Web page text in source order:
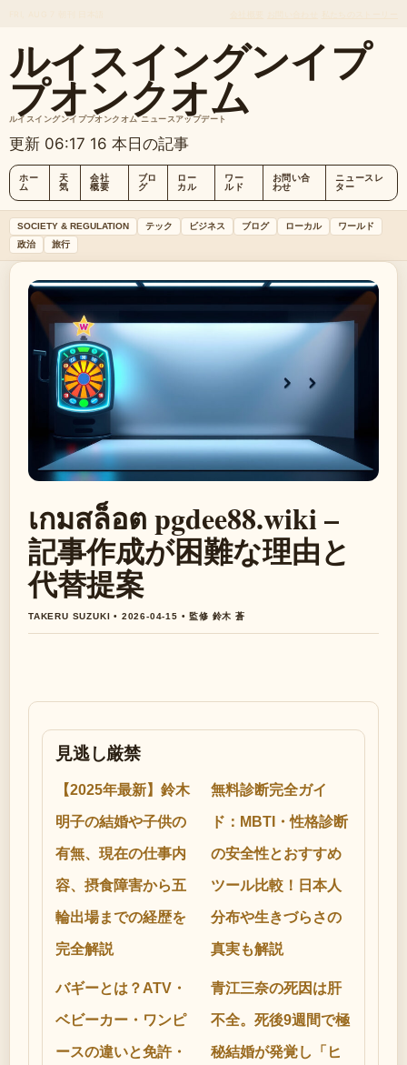
ルイスイングンイプ
プオンクオム
ルイスイングンイププオンクオム ニュースアップデート
更新 06:17 16 本日の記事
ホー
ム
天
気
会社
概要
ブロ
グ
ロー
カル
ワー
ルド
お問い合
わせ
ニュースレ
ター
SOCIETY & REGULATION テック ビジネス ブログ ローカル
ワールド
政治
旅行
เกมสล็อต pgdee88.wiki –
記事作成が困難な理由と
代替提案
TAKERU SUZUKI • 2026-04-15 • 監修 鈴木 蒼
見逃し厳禁
【2025年最新】鈴木
明子の結婚や子供の
有無、現在の仕事内
容、摂食障害から五
輪出場までの経歴を
完全解説
無料診断完全ガイ
ド：MBTI・性格診断
の安全性とおすすめ
ツール比較！日本人
分布や生きづらさの
真実も解説
バギーとは？ATV・
ベビーカー・ワンピ
ースの違いと免許・
青江三奈の死因は肝
不全。死後9週間で極
秘結婚が発覚し「ヒ